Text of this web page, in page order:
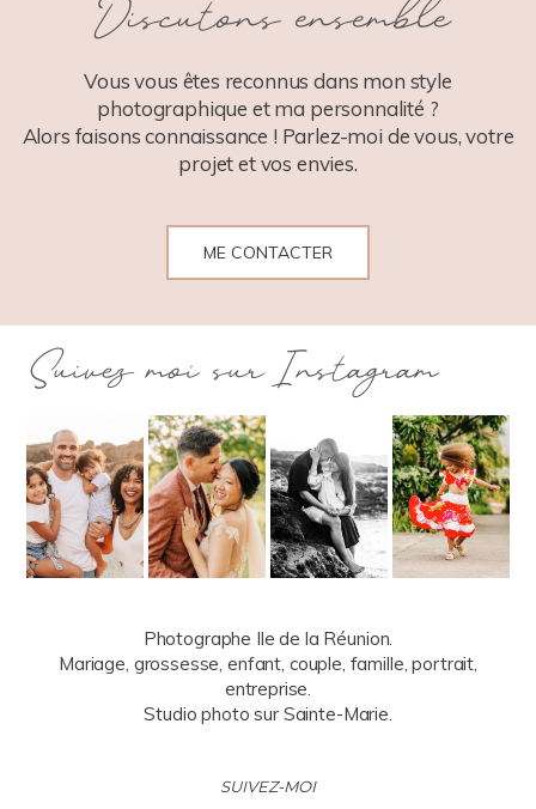
Discutons ensemble
Vous vous êtes reconnus dans mon style
photographique et ma personnalité ?
Alors faisons connaissance ! Parlez-moi de vous, votre
projet et vos envies.
ME CONTACTER
Suivez moi sur Instagram
Photographe Ile de la Réunion.
Mariage, grossesse, enfant, couple, famille, portrait,
entreprise.
Studio photo sur Sainte-Marie.
SUIVEZ-MOI